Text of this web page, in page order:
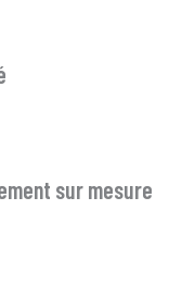
sur mesure